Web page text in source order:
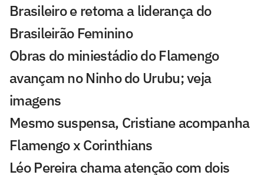
Brasileiro e retoma a liderança do
Brasileirão Feminino
Obras do miniestádio do Flamengo
avançam no Ninho do Urubu; veja
imagens
Mesmo suspensa, Cristiane acompanha
Flamengo x Corinthians
Léo Pereira chama atenção com dois